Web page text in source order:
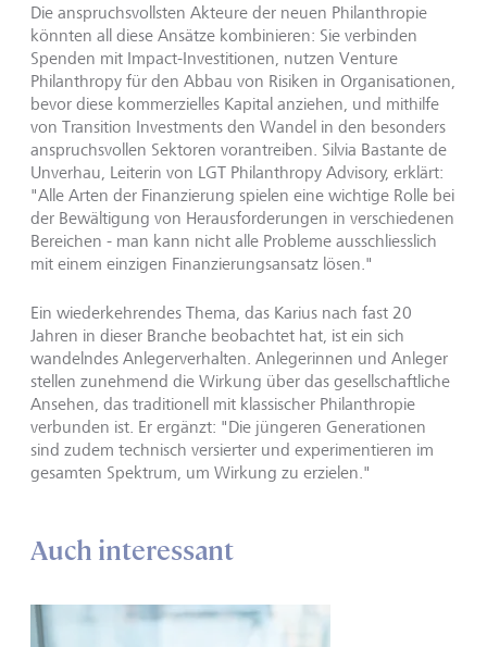
Die anspruchsvollsten Akteure der neuen Philanthropie
könnten all diese Ansätze kombinieren: Sie verbinden
Spenden mit Impact-Investitionen, nutzen Venture
Philanthropy für den Abbau von Risiken in Organisationen,
bevor diese kommerzielles Kapital anziehen, und mithilfe
von Transition Investments den Wandel in den besonders
anspruchsvollen Sektoren vorantreiben. Silvia Bastante de
Unverhau, Leiterin von LGT Philanthropy Advisory, erklärt:
"Alle Arten der Finanzierung spielen eine wichtige Rolle bei
der Bewältigung von Herausforderungen in verschiedenen
Bereichen - man kann nicht alle Probleme ausschliesslich
mit einem einzigen Finanzierungsansatz lösen."
Ein wiederkehrendes Thema, das Karius nach fast 20
Jahren in dieser Branche beobachtet hat, ist ein sich
wandelndes Anlegerverhalten. Anlegerinnen und Anleger
stellen zunehmend die Wirkung über das gesellschaftliche
Ansehen, das traditionell mit klassischer Philanthropie
verbunden ist. Er ergänzt: "Die jüngeren Generationen
sind zudem technisch versierter und experimentieren im
gesamten Spektrum, um Wirkung zu erzielen."
Auch interessant